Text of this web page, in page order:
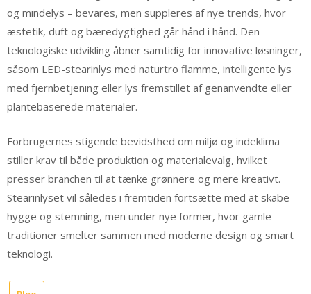
og mindelys – bevares, men suppleres af nye trends, hvor
æstetik, duft og bæredygtighed går hånd i hånd. Den
teknologiske udvikling åbner samtidig for innovative løsninger,
såsom LED-stearinlys med naturtro flamme, intelligente lys
med fjernbetjening eller lys fremstillet af genanvendte eller
plantebaserede materialer.
Forbrugernes stigende bevidsthed om miljø og indeklima
stiller krav til både produktion og materialevalg, hvilket
presser branchen til at tænke grønnere og mere kreativt.
Stearinlyset vil således i fremtiden fortsætte med at skabe
hygge og stemning, men under nye former, hvor gamle
traditioner smelter sammen med moderne design og smart
teknologi.